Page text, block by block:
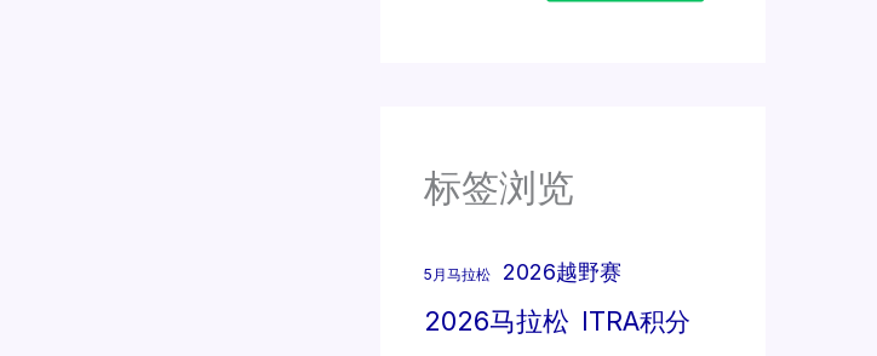
标签浏览
5月马拉松 2026越野赛
2026马拉松 ITRA积分